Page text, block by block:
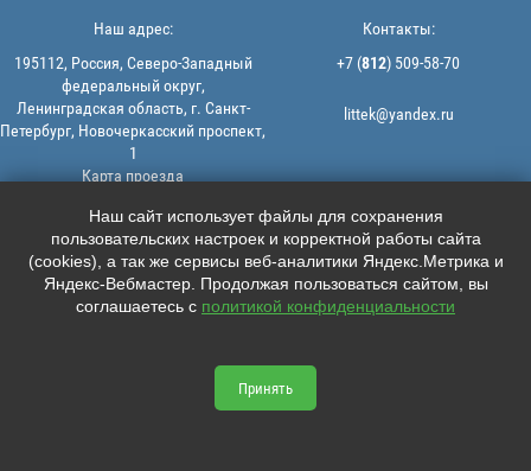
© 2013-2026 | ООО "ЛИТТЕК" -
производство и продажа РТИ
ИНН: 7806523560 | ОГРН:
1147847126162
Политика конфиденциальности |
Пользовательское соглашение
Наш адрес:
195112, Россия, Северо-Западный
федеральный округ,
Ленинградская область, г. Санкт-
Петербург, Новочеркасский проспект,
1
Карта проезда
Контакты:
+7 (812) 509-58-70
littek@yandex.ru
Мы в соцсетях:
    
Наш сайт использует файлы для сохранения
пользовательских настроек и корректной работы сайта
(cookies), а так же сервисы веб-аналитики Яндекс.Метрика и
Яндекс-Вебмастер. Продолжая пользоваться сайтом, вы
соглашаетесь с политикой конфиденциальности
Принять